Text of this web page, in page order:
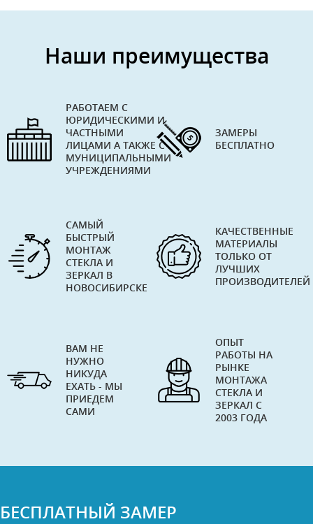
Наши преимущества
РАБОТАЕМ С
ЮРИДИЧЕСКИМИ И
ЧАСТНЫМИ
ЛИЦАМИ А ТАКЖЕ С
МУНИЦИПАЛЬНЫМИ
УЧРЕЖДЕНИЯМИ
ЗАМЕРЫ
БЕСПЛАТНО
САМЫЙ
БЫСТРЫЙ
МОНТАЖ
СТЕКЛА И
ЗЕРКАЛ В
НОВОСИБИРСКЕ
КАЧЕСТВЕННЫЕ
МАТЕРИАЛЫ
ТОЛЬКО ОТ
ЛУЧШИХ
ПРОИЗВОДИТЕЛЕЙ
ВАМ НЕ
НУЖНО
НИКУДА
ЕХАТЬ - МЫ
ПРИЕДЕМ
САМИ
ОПЫТ
РАБОТЫ НА
РЫНКЕ
МОНТАЖА
СТЕКЛА И
ЗЕРКАЛ С
2003 ГОДА
БЕСПЛАТНЫЙ ЗАМЕР